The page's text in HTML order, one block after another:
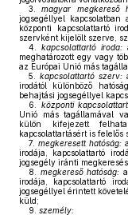
3.
magyar megkereső
jogsegéllyel
központi kapcsolattartó
szervként kijelölt szerve,
4.
kapcsolattartó iroda:
meghatározott egy vagy
az Európai Unió más
5.
kapcsolattartó szerv:
irodától különböző
behajtási jogsegéllyel
6.
központi
Unió más tagállamával
külön kifejezett
kapcsolattartásért is felelős
7. megkeresett hatóság:
irodája, kapcsolattartó
jogsegély iránti
8.
megkereső hatóság:
irodája, kapcsolattartó
jogsegéllyel érintett
küld;
9. személy: